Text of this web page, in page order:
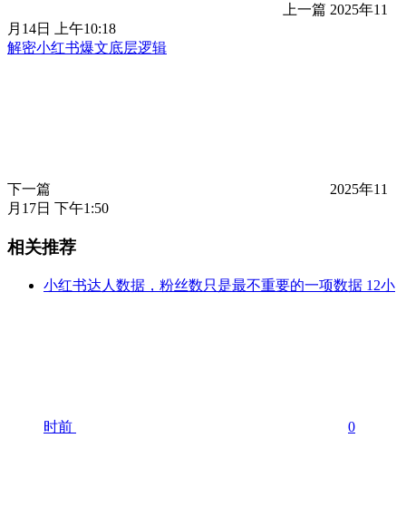
上一篇 2025年11
月14日 上午10:18
解密小红书爆文底层逻辑
下一篇
2025年11
月17日 下午1:50
相关推荐
小红书达人数据，粉丝数只是最不重要的一项数据 12小
时前 0